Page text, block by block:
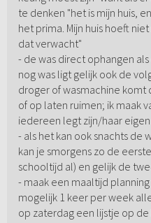
te denken "het is mijn huis,
het prima. Mijn huis hoeft
dat verwacht"
- de was direct ophangen
nog was ligt gelijk ook de
droger of wasmachine
of op laten ruimen; ik maak
iedereen legt zijn/haar eigen
- als het kan ook snachts de
kan je smorgens zo de
schooltijd al) en gelijk de
- maak een maaltijd
mogelijk 1 keer per week
op zaterdag een lijstje op